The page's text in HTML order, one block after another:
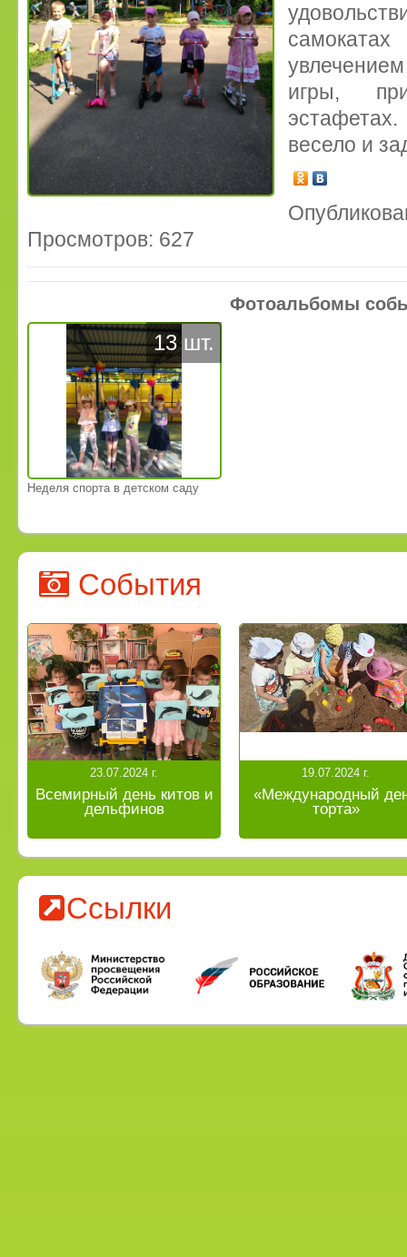
игры,
весело и
Просмотров: 627
Фотоальбомы
13 шт.
Неделя спорта в детском саду
События
23.07.2024 г.
Всемирный день китов и
дельфинов
19.07.2024 г.
«Международный
торта»
Ссылки